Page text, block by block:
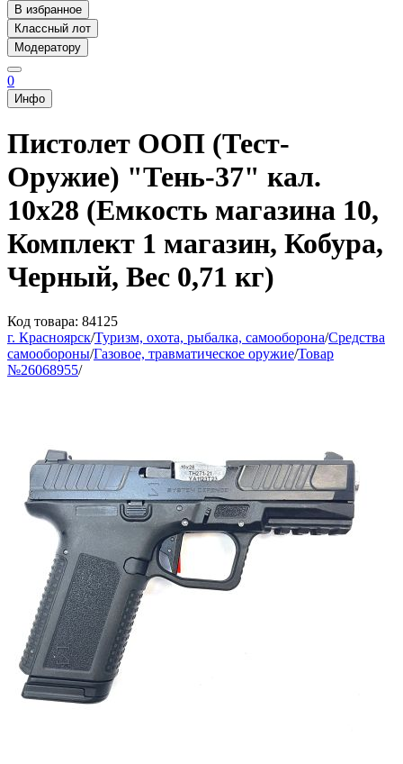
В избранное
Классный лот
Модератору
0
Инфо
Пистолет ООП (Тест-
Оружие) "Тень-37" кал.
10х28 (Емкость магазина 10,
Комплект 1 магазин, Кобура,
Черный, Вес 0,71 кг)
Код товара: 84125
г. Красноярск/Туризм, охота, рыбалка, самооборона/Средства
самообороны/Газовое, травматическое оружие/Товар
№26068955/